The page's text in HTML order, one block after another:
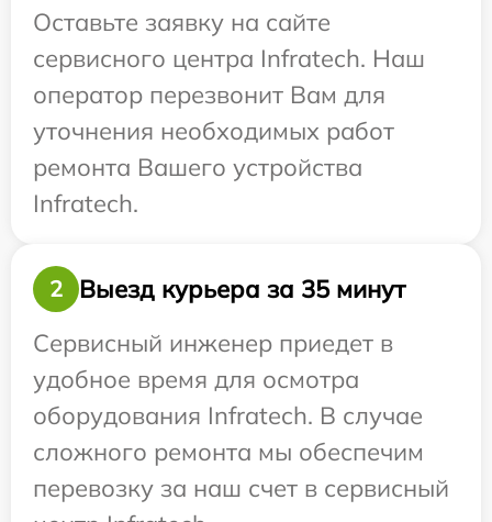
Оставьте заявку на сайте
сервисного центра Infratech. Наш
оператор перезвонит Вам для
уточнения необходимых работ
ремонта Вашего устройства
Infratech.
2
Выезд курьера за 35 минут
Сервисный инженер приедет в
удобное время для осмотра
оборудования Infratech. В случае
сложного ремонта мы обеспечим
перевозку за наш счет в сервисный